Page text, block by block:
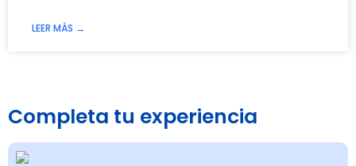
LEER MÁS →
Completa tu experiencia